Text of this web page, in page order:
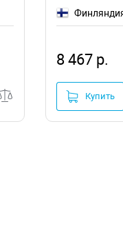
8 467 р.
Купить